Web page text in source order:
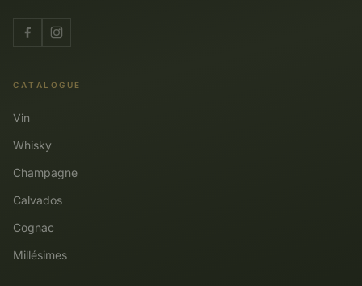
CATALOGUE
Vin
Whisky
Champagne
Calvados
Cognac
Millésimes